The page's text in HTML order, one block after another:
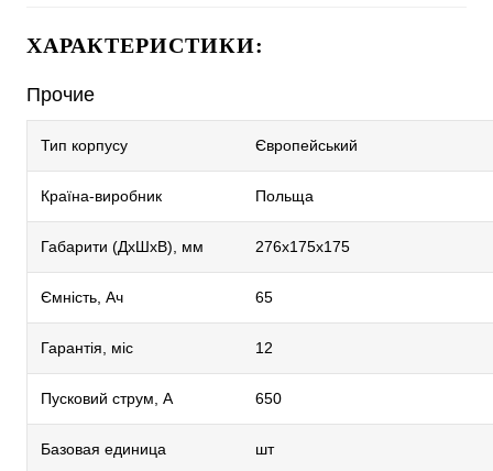
ХАРАКТЕРИСТИКИ:
Прочие
Тип корпусу Європейський
Країна-виробник Польща
Габарити (ДхШхВ), мм 276х175х175
Ємність, Ач 65
Гарантія, міс 12
Пусковий струм, А 650
Базовая единица шт